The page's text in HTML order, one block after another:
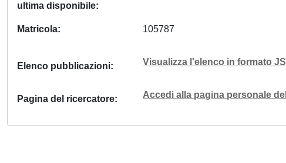
ultima disponibile
Matricola 105787
Elenco pubblicazioni Visualizza l'elenco in formato
Pagina del ricercatore Accedi alla pagina personale